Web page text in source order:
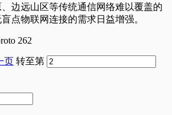
边远山区等传统通信网络难以覆盖的
点物联网连接的需求日益增强。
262
页 转至第